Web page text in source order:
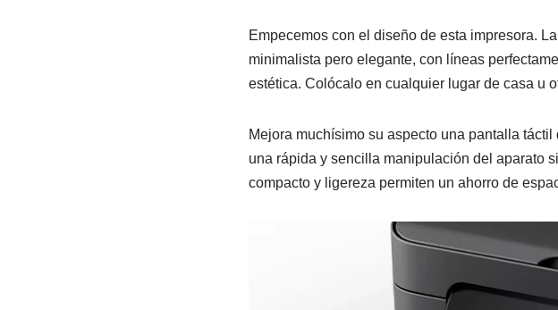
Empecemos con el diseño de esta impresora.
minimalista pero elegante, con líneas
estética. Colócalo en cualquier lugar de casa u
Mejora muchísimo su aspecto una pantalla
una rápida y sencilla manipulación del aparato
compacto y ligereza permiten un ahorro de